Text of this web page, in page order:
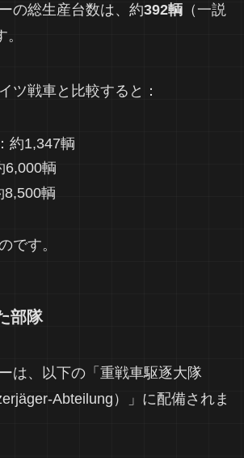
の総生産台数は、約392輌（一説
ツ戦車と比較すると：
約1,347輌
6,000輌
8,500輌
です。
部隊
は、以下の「重戦車駆逐大隊
Abteilung）」に配備されま